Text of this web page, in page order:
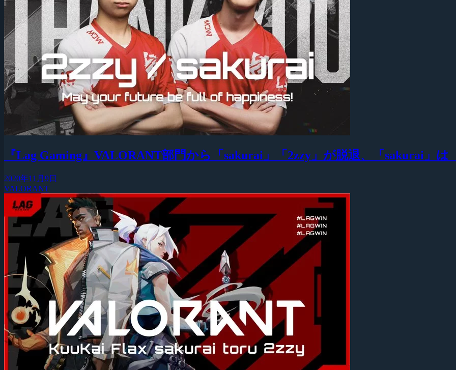
『Lag Gaming』VALORANT部門から「sakurai」「2zzy」が脱退、「sakurai」は
2020年11月9日
VALORANT